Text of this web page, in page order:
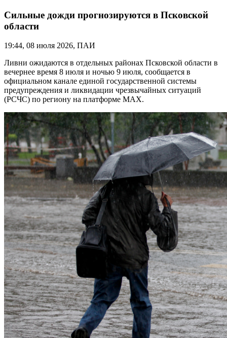
Сильные дожди прогнозируются в Псковской
области
19:44, 08 июля 2026, ПАИ
Ливни ожидаются в отдельных районах Псковской области в
вечернее время 8 июля и ночью 9 июля, сообщается в
официальном канале единой государственной системы
предупреждения и ликвидации чрезвычайных ситуаций
(РСЧС) по региону на платформе MAX.